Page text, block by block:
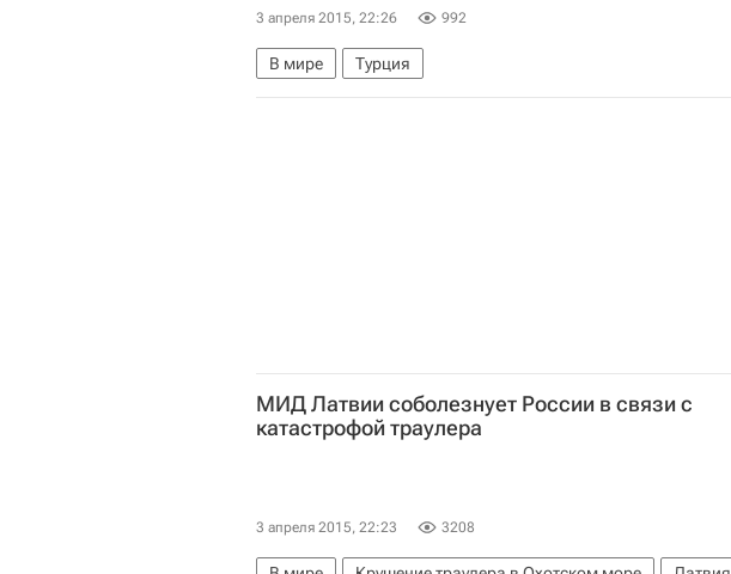
3 апреля 2015, 22:26 992
В мире Турция
МИД Латвии соболезнует России в связи с
катастрофой траулера
3 апреля 2015, 22:23 3208